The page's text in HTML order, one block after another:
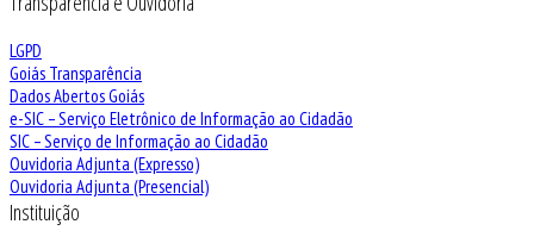
LGPD
Goiás Transparência
Dados Abertos Goiás
e-SIC – Serviço Eletrônico de Informação ao Cidadão
SIC – Serviço de Informação ao Cidadão
Ouvidoria Adjunta (Expresso)
Ouvidoria Adjunta (Presencial)
Instituição